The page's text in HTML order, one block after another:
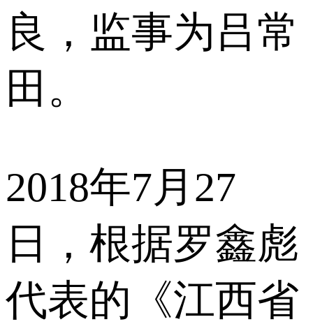
良，监事为吕常
田。
2018年7月27
日，根据罗鑫彪
代表的《江西省